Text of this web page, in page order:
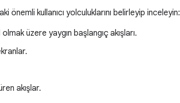
önemli kullanıcı yolculuklarını belirleyip inceleyin:
üzere yaygın başlangıç akışları.
akışlar.